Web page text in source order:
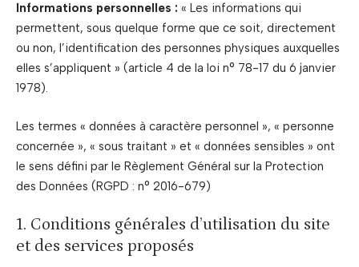
Informations personnelles : « Les informations qui
permettent, sous quelque forme que ce soit, directement
ou non, l’identification des personnes physiques auxquelles
elles s’appliquent » (article 4 de la loi n° 78-17 du 6 janvier
1978).
Les termes « données à caractère personnel », « personne
concernée », « sous traitant » et « données sensibles » ont
le sens défini par le Règlement Général sur la Protection
des Données (RGPD : n° 2016-679)
1. Conditions générales d’utilisation du site
et des services proposés